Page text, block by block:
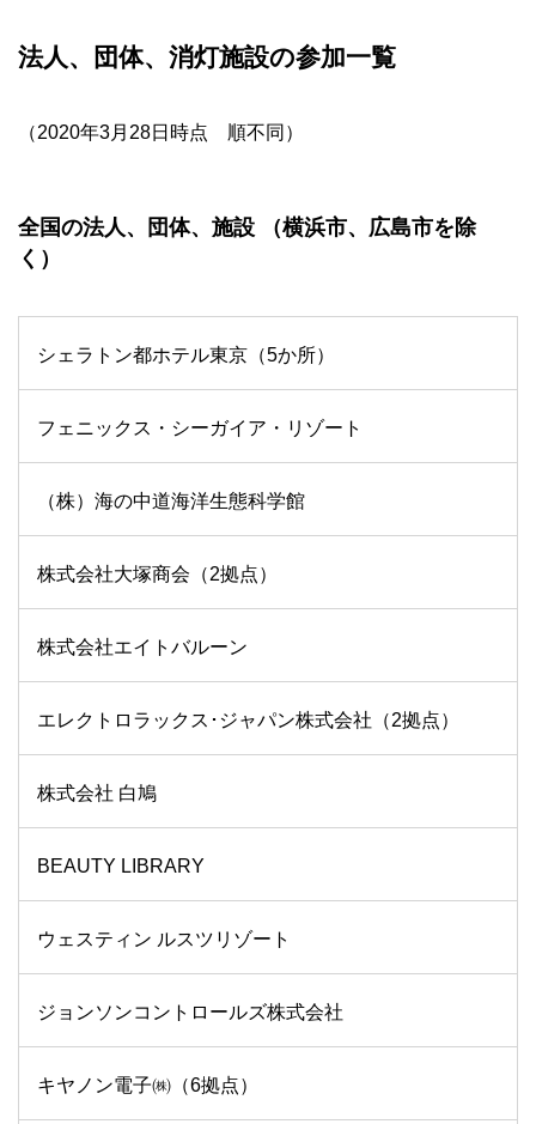
法人、団体、消灯施設の参加一覧
（2020年3月28日時点 順不同）
全国の法人、団体、施設 （横浜市、広島市を除
く）
シェラトン都ホテル東京（5か所）
フェニックス・シーガイア・リゾート
（株）海の中道海洋生態科学館
株式会社大塚商会（2拠点）
株式会社エイトバルーン
エレクトロラックス･ジャパン株式会社（2拠点）
株式会社 白鳩
BEAUTY LIBRARY
ウェスティン ルスツリゾート
ジョンソンコントロールズ株式会社
キヤノン電子㈱（6拠点）